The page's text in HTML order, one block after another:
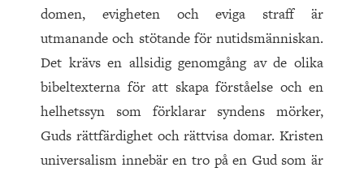
domen, evigheten och eviga straff är
utmanande och stötande för nutidsmänniskan.
Det krävs en allsidig genomgång av de olika
bibeltexterna för att skapa förståelse och en
helhetssyn som förklarar syndens mörker,
Guds rättfärdighet och rättvisa domar. Kristen
universalism innebär en tro på en Gud som är